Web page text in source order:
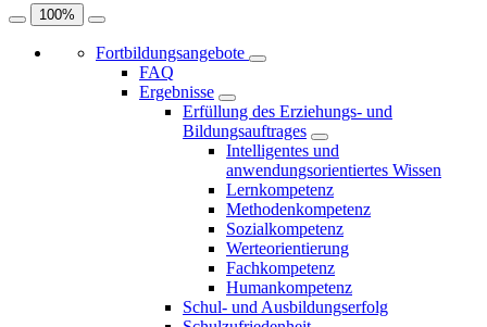
100%
Fortbildungsangebote
FAQ
Ergebnisse
Erfüllung des Erziehungs- und
Bildungsauftrages
Intelligentes und
anwendungsorientiertes Wissen
Lernkompetenz
Methodenkompetenz
Sozialkompetenz
Werteorientierung
Fachkompetenz
Humankompetenz
Schul- und Ausbildungserfolg